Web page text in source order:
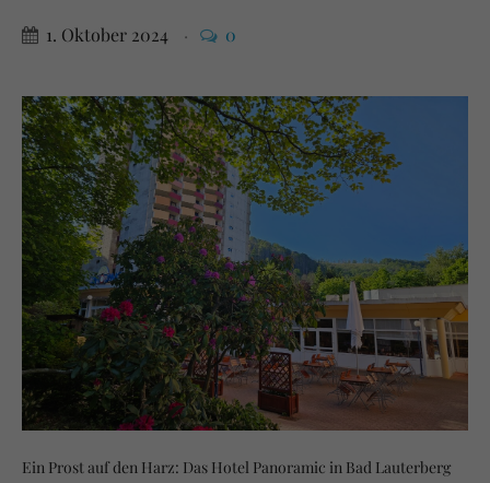
1. Oktober 2024 0
Ein Prost auf den Harz: Das Hotel Panoramic in Bad Lauterberg